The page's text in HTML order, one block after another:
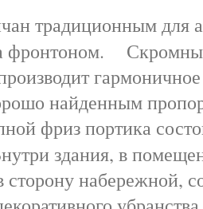
традиционным для
фронтоном.
найденным
фриз портика
здания, в
набережной,